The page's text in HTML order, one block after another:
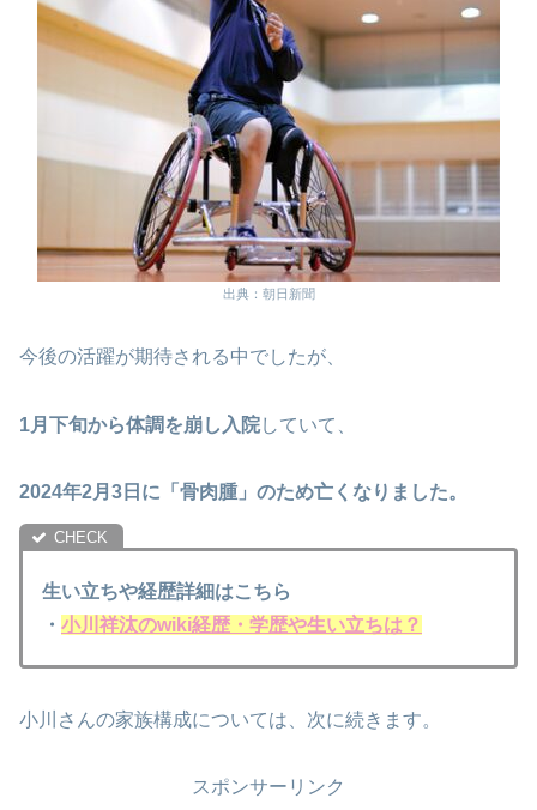
出典：朝日新聞
今後の活躍が期待される中でしたが、
1月下旬から体調を崩し入院していて、
2024年2月3日に「骨肉腫」のため亡くなりました。
生い立ちや経歴詳細はこちら
・ 小川祥汰のwiki経歴・学歴や生い立ちは？
小川さんの家族構成については、次に続きます。
スポンサーリンク